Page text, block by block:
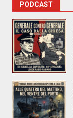
PODCAST